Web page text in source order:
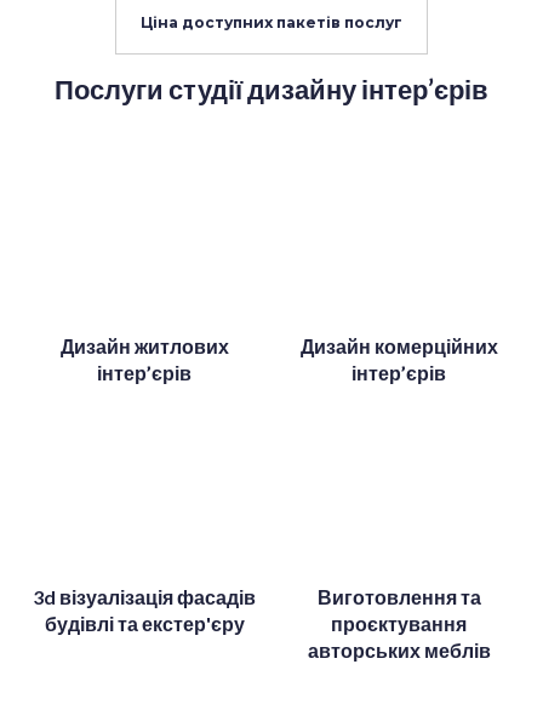
Ціна доступних пакетів послуг
Послуги студії дизайну інтер’єрів
Дизайн житлових
інтер’єрів
Дизайн комерційних
інтер’єрів
3d візуалізація фасадів
будівлі та екстер'єру
Виготовлення та
проєктування
авторських меблів